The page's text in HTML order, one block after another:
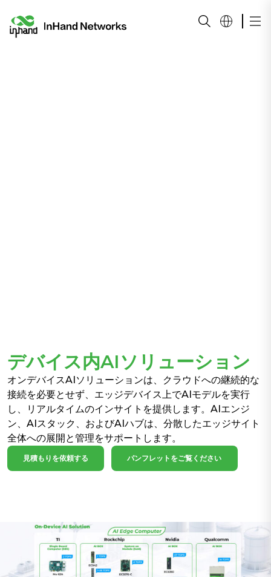
デバイス内AIソリューション
オンデバイスAIソリューションは、クラウドへの継続的な
接続を必要とせず、エッジデバイス上でAIモデルを実行
し、リアルタイムのインサイトを提供します。AIエンジ
ン、AIスタック、およびAIハブは、分散したエッジサイト
全体への展開と管理をサポートします。
見積もりを依頼する パンフレットをご覧ください